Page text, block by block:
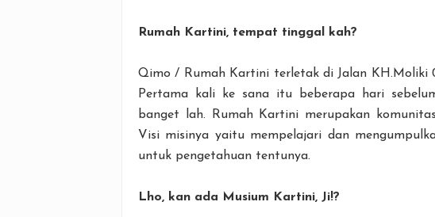
Rumah Kartini, tempat tinggal kah?
Qimo / Rumah Kartini terletak di Jalan KH.Moliki
Pertama kali ke sana itu beberapa hari
banget lah. Rumah Kartini merupakan
Visi misinya yaitu mempelajari dan
untuk pengetahuan tentunya.
Lho, kan ada Musium Kartini, Ji!?